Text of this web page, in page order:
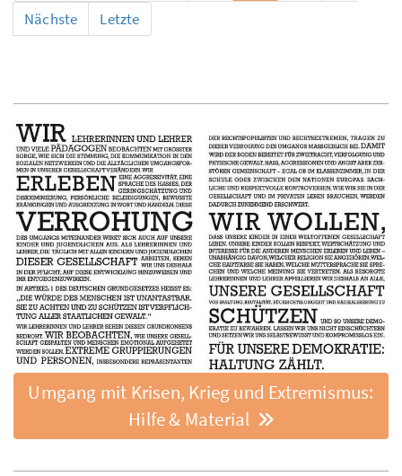
Nächste
Letzte
Umgang mit Krisen, Krieg und Extremismus:
Hilfe & Material